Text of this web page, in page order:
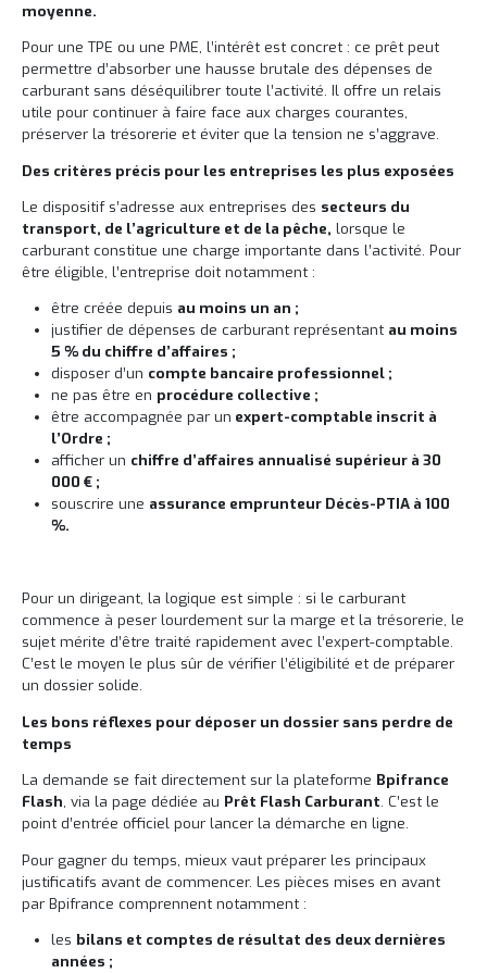
moyenne.
Pour une TPE ou une PME, l’intérêt est concret : ce prêt peut
permettre d’absorber une hausse brutale des dépenses de
carburant sans déséquilibrer toute l’activité. Il offre un relais
utile pour continuer à faire face aux charges courantes,
préserver la trésorerie et éviter que la tension ne s’aggrave.
Des critères précis pour les entreprises les plus exposées
Le dispositif s’adresse aux entreprises des secteurs du
transport, de l’agriculture et de la pêche, lorsque le
carburant constitue une charge importante dans l’activité. Pour
être éligible, l’entreprise doit notamment :
être créée depuis au moins un an ;
justifier de dépenses de carburant représentant au moins
5 % du chiffre d’affaires ;
disposer d’un compte bancaire professionnel ;
ne pas être en procédure collective ;
être accompagnée par un expert-comptable inscrit à
l’Ordre ;
afficher un chiffre d’affaires annualisé supérieur à 30
000 € ;
souscrire une assurance emprunteur Décès-PTIA à 100
%.
Pour un dirigeant, la logique est simple : si le carburant
commence à peser lourdement sur la marge et la trésorerie, le
sujet mérite d’être traité rapidement avec l’expert-comptable.
C’est le moyen le plus sûr de vérifier l’éligibilité et de préparer
un dossier solide.
Les bons réflexes pour déposer un dossier sans perdre de
temps
La demande se fait directement sur la plateforme Bpifrance
Flash, via la page dédiée au Prêt Flash Carburant. C’est le
point d’entrée officiel pour lancer la démarche en ligne.
Pour gagner du temps, mieux vaut préparer les principaux
justificatifs avant de commencer. Les pièces mises en avant
par Bpifrance comprennent notamment :
les bilans et comptes de résultat des deux dernières
années ;